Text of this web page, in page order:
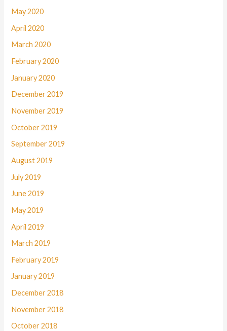
May 2020
April 2020
March 2020
February 2020
January 2020
December 2019
November 2019
October 2019
September 2019
August 2019
July 2019
June 2019
May 2019
April 2019
March 2019
February 2019
January 2019
December 2018
November 2018
October 2018